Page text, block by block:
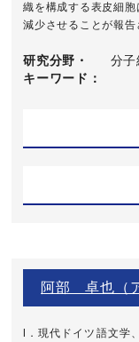
織を構成する表皮細
減少させることが報告
研究分野・
キーワード
分
阿部 卓也（
I．現代ドイツ語文学